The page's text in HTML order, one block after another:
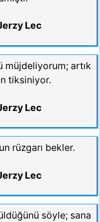
Lec
müjdeliyorum; artık
tiksiniyor.
Lec
rüzgarı bekler.
Lec
söyle; sana